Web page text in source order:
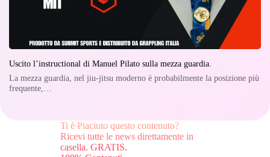
Uscito l’instructional di Manuel Pilato sulla mezza guardia.
La mezza guardia, nel jiu-jitsu moderno è probabilmente la posizione più
frequente,…
Ti è Piaciuto questo contenuto?
Ricevi tutte le news direttamente in
casella. GRATIS.